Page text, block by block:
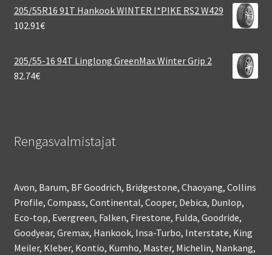
205/55R16 91T Hankook WINTER I*PIKE RS2 W429
102.91€
205/55-16 94T Linglong GreenMax Winter Grip 2
82.74€
Rengasvalmistajat
Avon, Barum, BF Goodrich, Bridgestone, Chaoyang, Collins
Profile, Compass, Continental, Cooper, Debica, Dunlop,
Eco-top, Evergreen, Falken, Firestone, Fulda, Goodride,
Goodyear, Gremax, Hankook, Insa-Turbo, Interstate, King
Meiler, Kleber, Kontio, Kumho, Master, Michelin, Nankang,